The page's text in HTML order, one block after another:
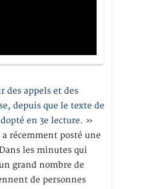
des appels et des
depuis que le texte de
en 3e lecture. »
récemment posté une
les minutes qui
grand nombre de
de personnes